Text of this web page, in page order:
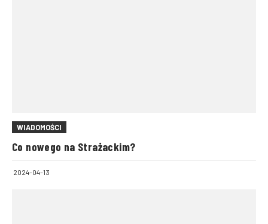
WIADOMOŚCI
Co nowego na Strażackim?
2024-04-13